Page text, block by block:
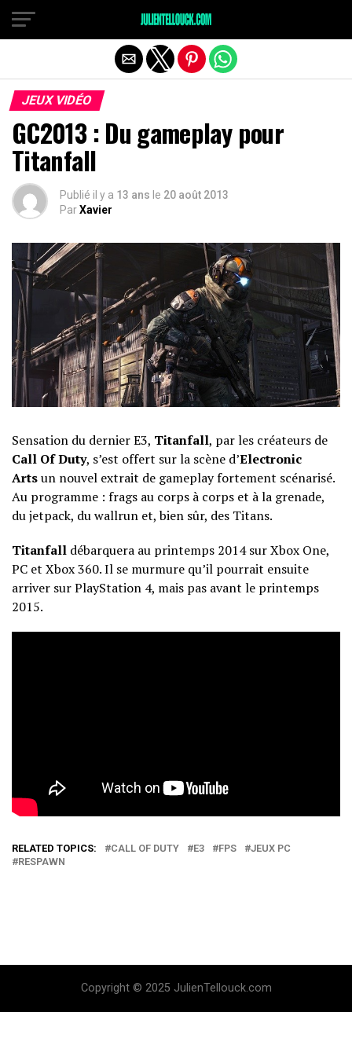
JEUX VIDÉO
GC2013 : Du gameplay pour
Titanfall
Publié il y a 13 ans le 20 août 2013
ParXavier
Sensation du dernier E3, Titanfall, par les créateurs de
Call Of Duty, s’est offert sur la scène d’Electronic
Artsun nouvel extrait de gameplay fortement scénarisé.
Au programme : frags au corps à corps et à la grenade,
du jetpack, du wallrun et, bien sûr, des Titans.
Titanfall débarquera au printemps 2014 sur Xbox One,
PC et Xbox 360. Il se murmure qu’il pourrait ensuite
arriver sur PlayStation 4, mais pas avant le printemps
2015.
RELATED TOPICS: CALL OF DUTY E3 FPS
JEUX PC
RESPAWN
Copyright © 2025 JulienTellouck.com